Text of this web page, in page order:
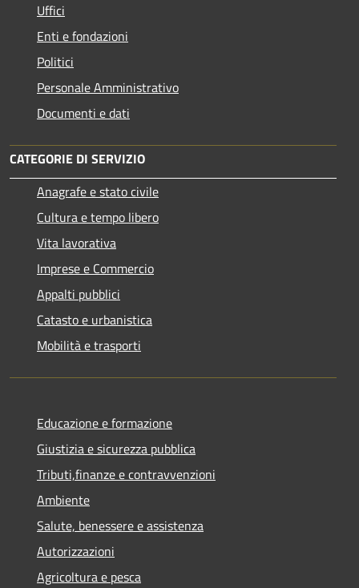
Uffici
Enti e fondazioni
Politici
Personale Amministrativo
Documenti e dati
CATEGORIE DI SERVIZIO
Anagrafe e stato civile
Cultura e tempo libero
Vita lavorativa
Imprese e Commercio
Appalti pubblici
Catasto e urbanistica
Mobilità e trasporti
Educazione e formazione
Giustizia e sicurezza pubblica
Tributi,finanze e contravvenzioni
Ambiente
Salute, benessere e assistenza
Autorizzazioni
Agricoltura e pesca